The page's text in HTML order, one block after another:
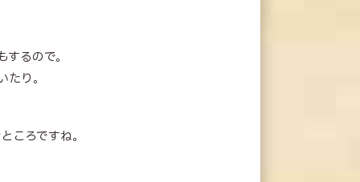
るので。
り。
ころですね。